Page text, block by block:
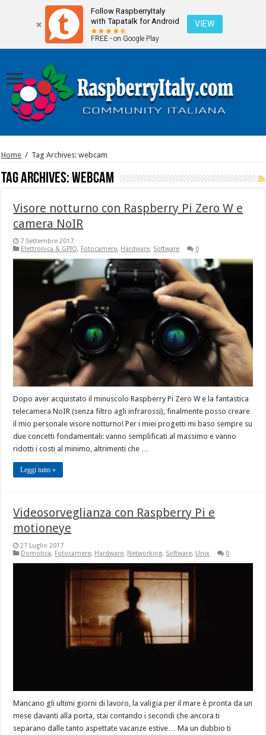
Follow RaspberryItaly
with Tapatalk for Android
FREE - on Google Play
VIEW
Home / Tag Archives: webcam
Tag Archives:webcam
Visore notturno con Raspberry Pi Zero W e
camera NoIR
7 Settembre 2017
Elettronica & GPIO, Fotocamere, Hardware, Software 0
Dopo aver acquistato il minuscolo Raspberry Pi Zero W e la fantastica
telecamera NoIR (senza filtro agli infrarossi), finalmente posso creare
il mio personale visore notturno! Per i miei progetti mi baso sempre su
due concetti fondamentali: vanno semplificati al massimo e vanno
ridotti i costi al minimo, altrimenti che …
Leggi tutto »
Videosorveglianza con Raspberry Pi e
motioneye
27 Luglio 2017
Domotica, Fotocamere, Hardware, Networking, Software, Unix 0
Mancano gli ultimi giorni di lavoro, la valigia per il mare è pronta da un
mese davanti alla porta, stai contando i secondi che ancora ti
separano dalle tanto aspettate vacanze estive… Ma un dubbio ti